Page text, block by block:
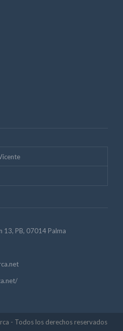
13, PB, 07014 Palma
- Todos los derechos reservados